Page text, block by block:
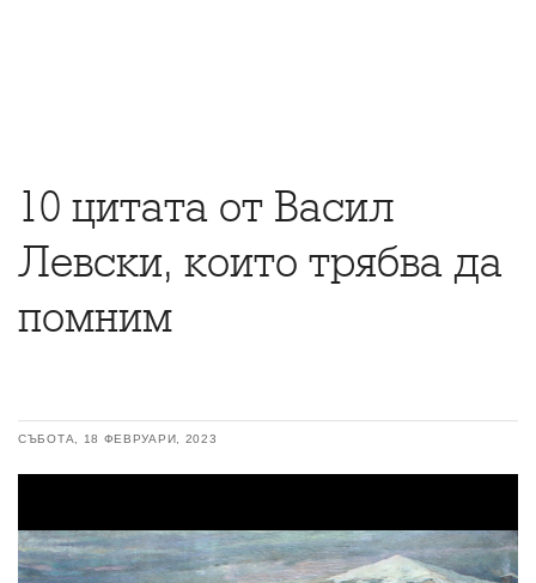
10 цитата от Васил
Левски, които трябва да
помним
СЪБОТА, 18 ФЕВРУАРИ, 2023